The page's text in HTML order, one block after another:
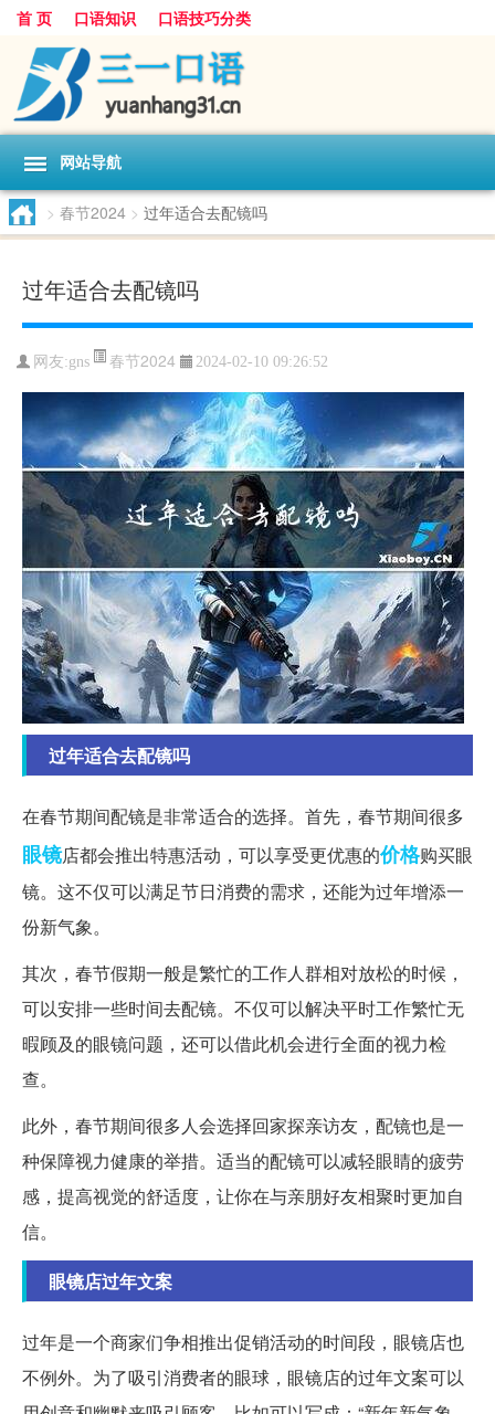
首 页 口语知识 口语技巧分类
网站导航
> 春节2024 > 过年适合去配镜吗
过年适合去配镜吗
网友:gns 春节2024 2024-02-10 09:26:52
过年适合去配镜吗
在春节期间配镜是非常适合的选择。首先，春节期间很多
眼镜店都会推出特惠活动，可以享受更优惠的价格购买眼
镜。这不仅可以满足节日消费的需求，还能为过年增添一
份新气象。
其次，春节假期一般是繁忙的工作人群相对放松的时候，
可以安排一些时间去配镜。不仅可以解决平时工作繁忙无
暇顾及的眼镜问题，还可以借此机会进行全面的视力检
查。
此外，春节期间很多人会选择回家探亲访友，配镜也是一
种保障视力健康的举措。适当的配镜可以减轻眼睛的疲劳
感，提高视觉的舒适度，让你在与亲朋好友相聚时更加自
信。
眼镜店过年文案
过年是一个商家们争相推出促销活动的时间段，眼镜店也
不例外。为了吸引消费者的眼球，眼镜店的过年文案可以